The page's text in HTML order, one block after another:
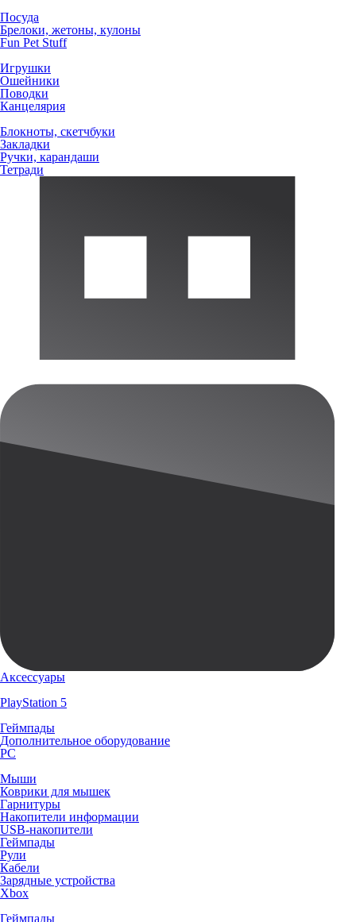
Посуда
Брелоки, жетоны, кулоны
Fun Pet Stuff
Игрушки
Ошейники
Поводки
Канцелярия
Блокноты, скетчбуки
Закладки
Ручки, карандаши
Тетради
Аксессуары
PlayStation 5
Геймпады
Дополнительное оборудование
PC
Мыши
Коврики для мышек
Гарнитуры
Накопители информации
USB-накопители
Геймпады
Рули
Кабели
Зарядные устройства
Xbox
Геймпады